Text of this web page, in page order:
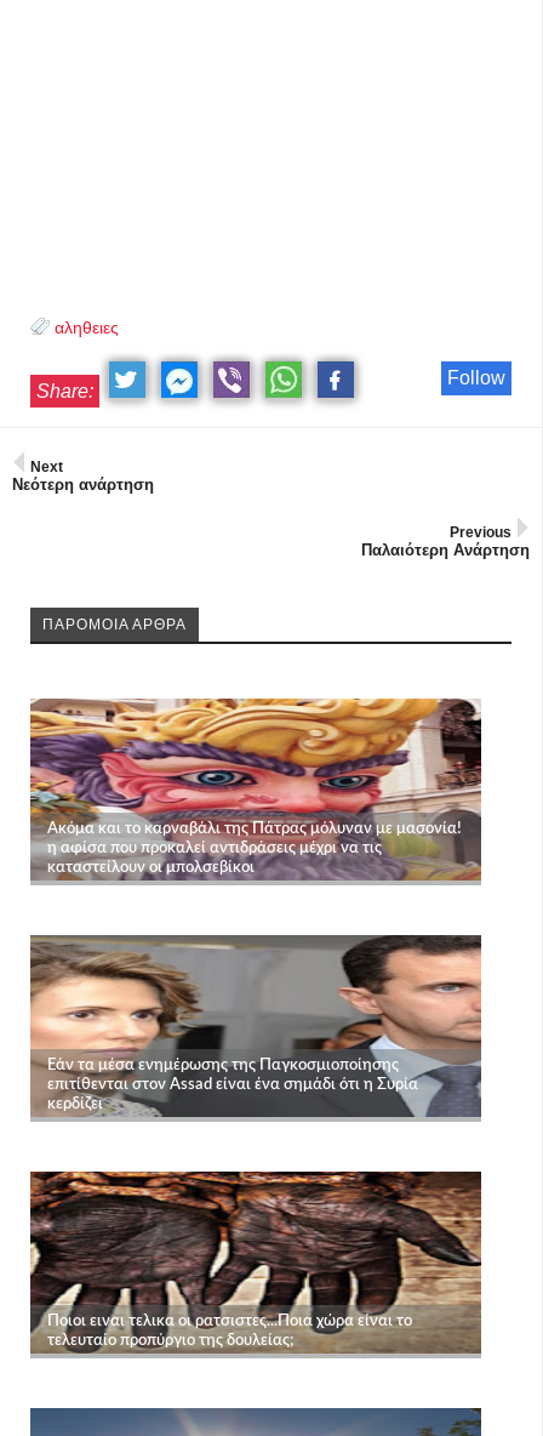
αληθειες
Follow
Share:
Next
Νεότερη ανάρτηση
Previous
Παλαιότερη Ανάρτηση
ΠΑΡΟΜΟΙΑ ΑΡΘΡΑ